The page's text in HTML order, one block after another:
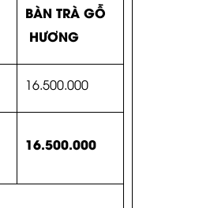
BÀN TRÀ GỖ
HƯƠNG
16.500.000
16.500.000